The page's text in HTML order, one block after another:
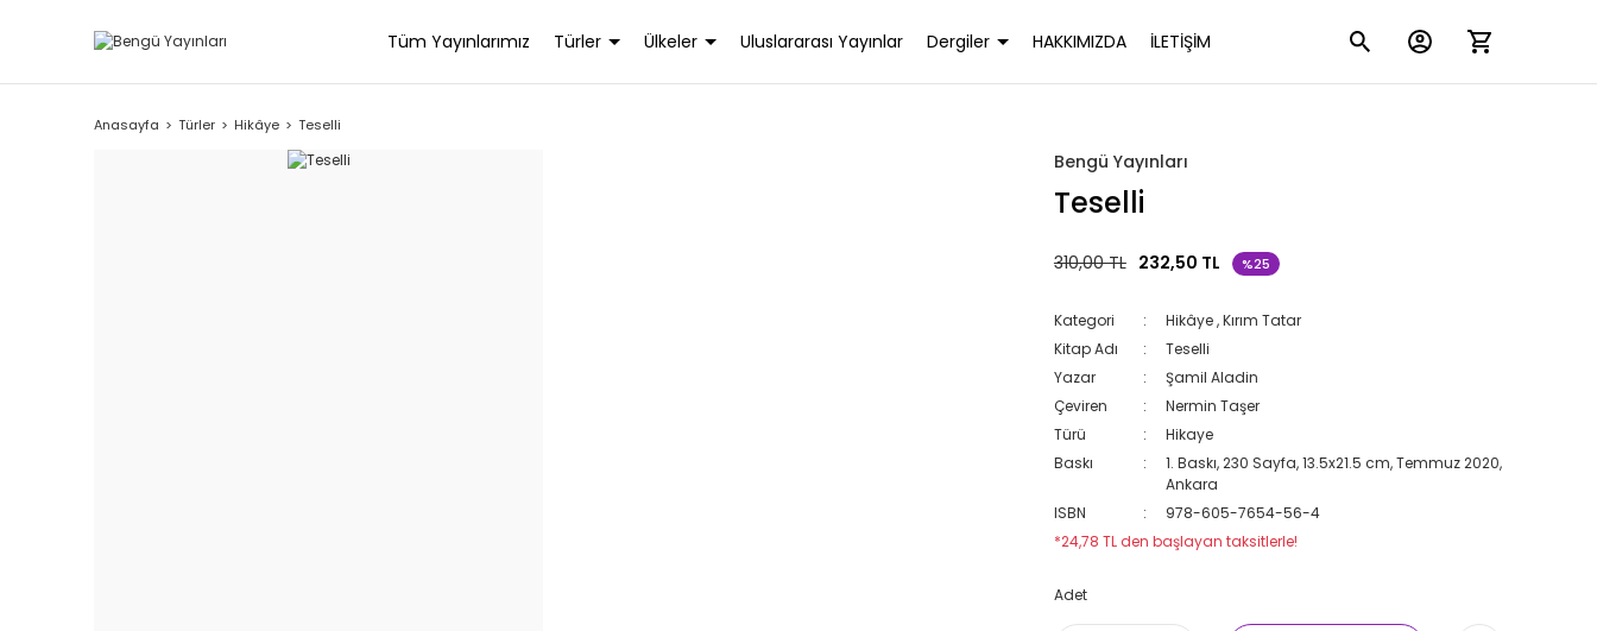
Tüm Yayınlarımız Türler Ülkeler Uluslararası Yayınlar Dergiler HAKKIMIZDA İLETİŞİM
Anasayfa Türler Hikâye Teselli
Bengü Yayınları
Teselli
310,00 TL 232,50 TL %25
Kategori Hikâye ,Kırım Tatar
Kitap Adı
Teselli
Yazar
Şamil Aladin
Çeviren
Nermin Taşer
Türü
Hikaye
Baskı
1. Baskı, 230 Sayfa, 13.5x21.5 cm, Temmuz 2020,
Ankara
ISBN
978-605-7654-56-4
*24,78 TL den başlayan taksitlerle!
Adet